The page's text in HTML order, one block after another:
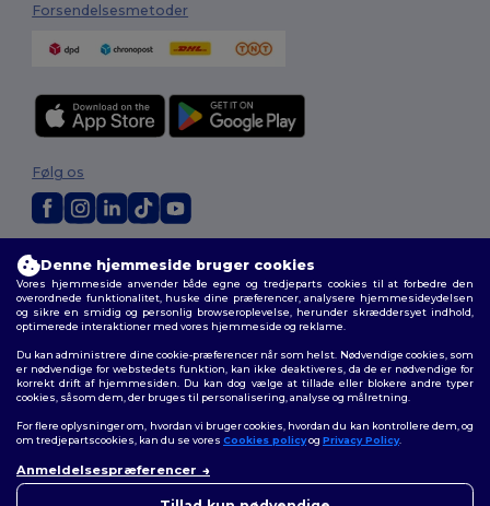
Forsendelsesmetoder
Vilkår og Betingelser
|Tilpasset politik Fortrolighedspolitik|
Politik for
cookies|Sitemap
Følg os
Denne hjemmeside bruger cookies
Vores hjemmeside anvender både egne og tredjeparts cookies til at forbedre den
overordnede funktionalitet, huske dine præferencer, analysere hjemmesideydelsen
og sikre en smidig og personlig browseroplevelse, herunder skræddersyet indhold,
optimerede interaktioner med vores hjemmeside og reklame.
Du kan administrere dine cookie-præferencer når som helst. Nødvendige cookies, som
er nødvendige for webstedets funktion, kan ikke deaktiveres, da de er nødvendige for
korrekt drift af hjemmesiden. Du kan dog vælge at tillade eller blokere andre typer
cookies, såsom dem, der bruges til personalisering, analyse og målretning.
For flere oplysninger om, hvordan vi bruger cookies, hvordan du kan kontrollere dem, og
om tredjepartscookies, kan du se vores Cookies policyog Privacy Policy.
Anmeldelsespræferencer